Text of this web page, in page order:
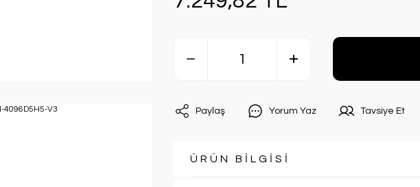
Paylaş Yorum Yaz Tavsiye Et
ÜRÜN BİLGİSİ